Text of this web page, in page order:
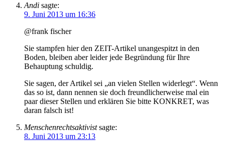
Andi sagte:
9. Juni 2013 um 16:36
@frank fischer
Sie stampfen hier den ZEIT-Artikel unangespitzt in den
Boden, bleiben aber leider jede Begründung für Ihre
Behauptung schuldig.
Sie sagen, der Artikel sei „an vielen Stellen widerlegt“. Wenn
das so ist, dann nennen sie doch freundlicherweise mal ein
paar dieser Stellen und erklären Sie bitte KONKRET, was
daran falsch ist!
Menschenrechtsaktivist sagte:
8. Juni 2013 um 23:13